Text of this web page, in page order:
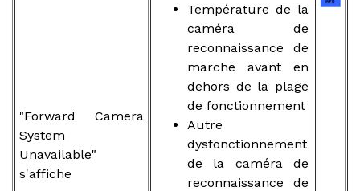
"Forward Camera
System
Unavailable"
s'affiche
Température de la
caméra de
reconnaissance de
marche avant en
dehors de la plage
de fonctionnement
Autre
dysfonctionnement
de la caméra de
reconnaissance de